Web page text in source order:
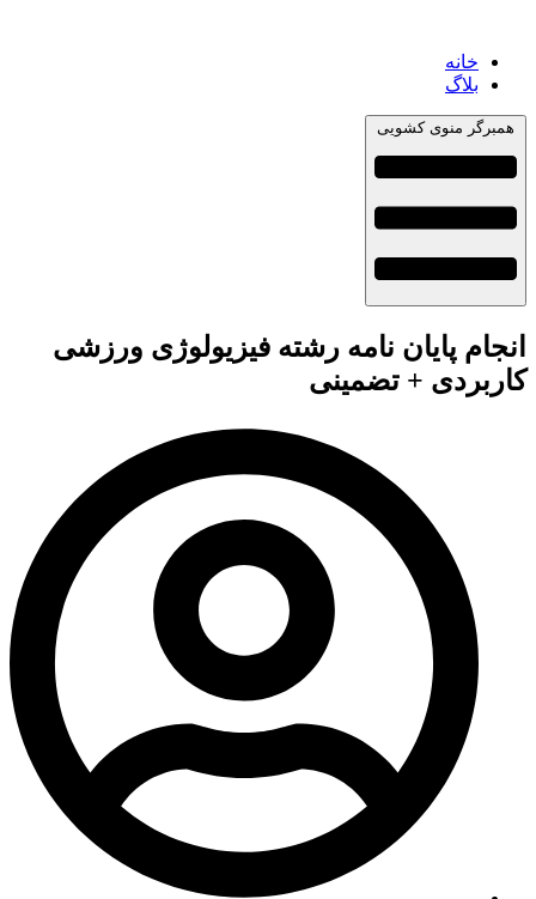
خانه
بلاگ
همبرگر منوی کشویی
انجام پایان نامه رشته فیزیولوژی ورزشی
کاربردی + تضمینی